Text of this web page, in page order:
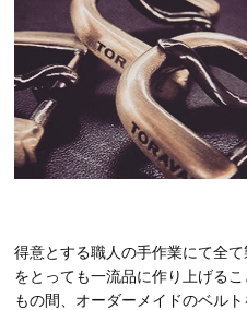
得意とする職人の手作業にて全
をとっても一流品に作り上げる
もの間、オーダーメイドのベル